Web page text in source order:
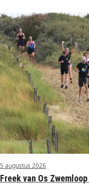
5 augustus 2026
Freek van Os